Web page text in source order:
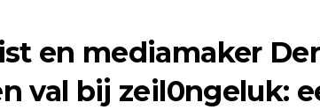
en mediamaker
val bij zeil0ngeluk: